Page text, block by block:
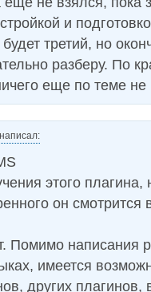
и
третий, но
разберу. По
еще по теме
написал:
этого
он смотрится
Помимо написания
имеется
других плагинов,